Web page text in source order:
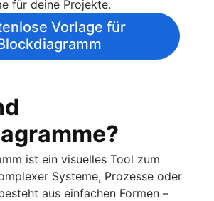
Diagramme
Diagramm
Komponenten
Relationship-Diagramm
Content-Management mit
Datenbanken
für deine Projekte.
Vorlage für
ist ein visuelles Tool zum
Systeme, Prozesse oder
aus einfachen Formen –